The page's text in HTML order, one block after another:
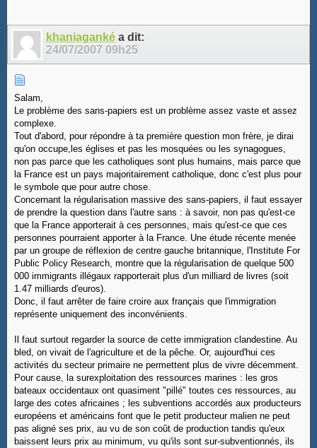
khaniaganké a dit:
24/07/2007 09h25
Salam,
Le problème des sans-papiers est un problème assez vaste et assez
complexe.
Tout d'abord, pour répondre à ta première question mon frère, je dirai
qu'on occupe,les églises et pas les mosquées ou les synagogues,
non pas parce que les catholiques sont plus humains, mais parce que
la France est un pays majoritairement catholique, donc c'est plus pour
le symbole que pour autre chose.
Concernant la régularisation massive des sans-papiers, il faut essayer
de prendre la question dans l'autre sans : à savoir, non pas qu'est-ce
que la France apporterait à ces personnes, mais qu'est-ce que ces
personnes pourraient apporter à la France. Une étude récente menée
par un groupe de réflexion de centre gauche britannique, l'Institute For
Public Policy Research, montre que la régularisation de quelque 500
000 immigrants illégaux rapporterait plus d'un milliard de livres (soit
1.47 milliards d'euros).
Donc, il faut arrêter de faire croire aux français que l'immigration
représente uniquement des inconvénients.
Il faut surtout regarder la source de cette immigration clandestine. Au
bled, on vivait de l'agriculture et de la pêche. Or, aujourd'hui ces
activités du secteur primaire ne permettent plus de vivre décemment.
Pour cause, la surexploitation des ressources marines : les gros
bateaux occidentaux ont quasiment "pillé" toutes ces ressources, au
large des cotes africaines ; les subventions accordés aux producteurs
européens et américains font que le petit producteur malien ne peut
pas aligné ses prix, au vu de son coût de production tandis qu'eux
baissent leurs prix au minimum, vu qu'ils sont sur-subventionnés, ils